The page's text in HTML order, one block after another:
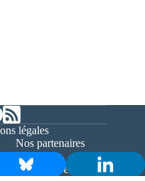
légales
Nos partenaires
Journal Web